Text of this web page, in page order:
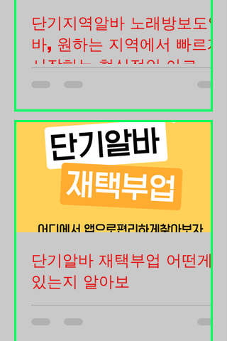
업무가 원활하게 이루어져야 고객 만족
도를 높일 수 있습니다. 그래서 저희와
함께 책임감 있게 근무해 주실 분들을
경력이 있으신 분들은 물론이고 처음
관련 업종에 도전하시는 분들도 지원
가능합니다. 룸보도는 처음부터 모든
업무를 잘할 수 있는 사람은 없습니다.
가라오케알바 중요한 것은 성실함과 배
우려는 자세라고 생각합니다. 초보자도
쉽게 적응할 수 있도록 업무를 차근차
근 알려드리고 있으며, 직원들이 편안
하게
단기지역알바 노래방보도알
바, 원하는 지역에서 빠르게
시작하는 현실적인 아르바
이트 정보
단기지역알바는 짧은 기간 동안 원하는
지역에서 자유롭게 근무할 수 있는 아
르바이트 형태로 많은 사람들이 찾고
있는 근무 방식입니다. 최근에는 생활
비 부담과 추가 수입에 대한 관심이 높
아지면서 학생, 노래방보도알바 직장
인, 취업 준비생, 주부까지 다양한 연령
층이 단기지역알바를 찾고 있습니다.
특히 지역 기반 플랫폼과 모바일 앱이
변의 단기알바 정보를 빠르게 확인할
수 있게 되었고, 원하는 시간과 조건에
단기알바 재택부업 어떤게
있는지 알아보
재택부업을 찾는 사람들은 생각보다 정
말 많습니다. 물가는 계속 오르고 월급